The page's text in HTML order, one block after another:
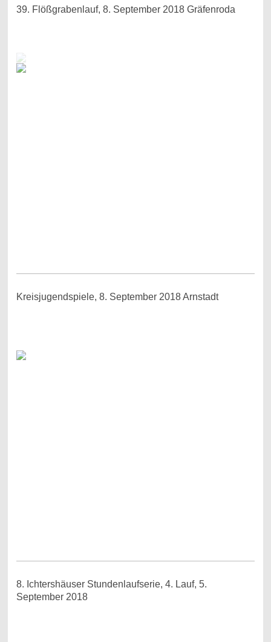
39. Flößgrabenlauf, 8. September 2018 Gräfenroda
Kreisjugendspiele, 8. September 2018 Arnstadt
8. Ichtershäuser Stundenlaufserie, 4. Lauf, 5.
September 2018